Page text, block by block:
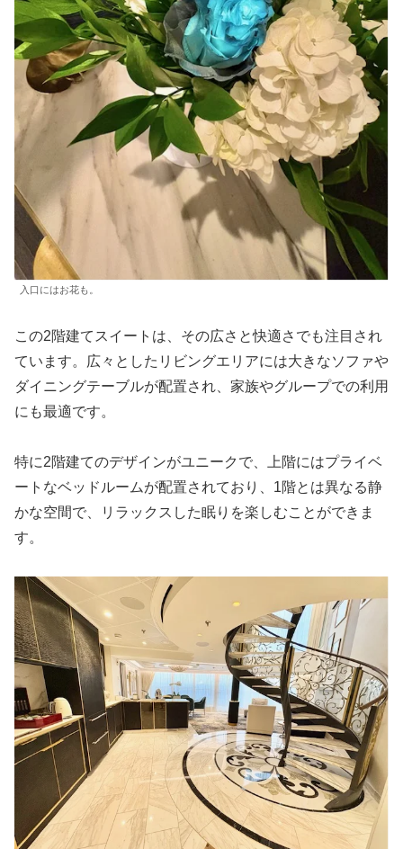
入口にはお花も。
この2階建てスイートは、その広さと快適さでも注目され
ています。広々としたリビングエリアには大きなソファや
ダイニングテーブルが配置され、家族やグループでの利用
にも最適です。
特に2階建てのデザインがユニークで、上階にはプライベ
ートなベッドルームが配置されており、1階とは異なる静
かな空間で、リラックスした眠りを楽しむことができま
す。